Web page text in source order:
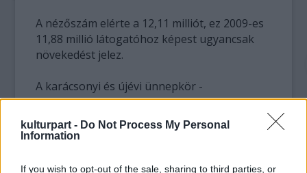
kulturpart - Do Not Process My Personal
Information
If you wish to opt-out of the sale, sharing to third parties, or
A nézőszám elérte a 12,11 milliót, ez 2009-es
11,88 millió látogatóhoz képest ugyancsak
növekedést jelez.
A karácsonyi és újévi ünnepkör -
hagyományosan a Broadway legnagyobb
forgalmú és legtöbb bevételt jelentő
időszakainak egyike - idén is sokat lendített a